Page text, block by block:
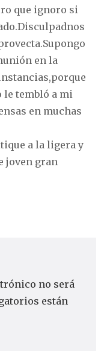
que ignoro si
en la
le tembló a mi
en muchas
a la ligera y
joven gran
no será
están